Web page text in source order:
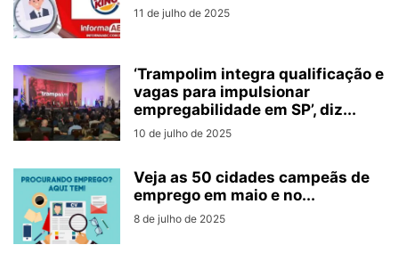
11 de julho de 2025
‘Trampolim integra qualificação e
vagas para impulsionar
empregabilidade em SP’, diz...
10 de julho de 2025
Veja as 50 cidades campeãs de
emprego em maio e no...
8 de julho de 2025